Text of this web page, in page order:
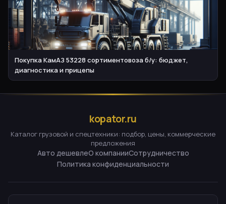
Покупка КамАЗ 53228 сортиментовоза б/у: бюджет,
диагностика и прицепы
kopator.ru
Каталог грузовой и спецтехники: подбор, цены, коммерческие
предложения
Авто дешевлеО компанииСотрудничество
Политика конфиденциальности